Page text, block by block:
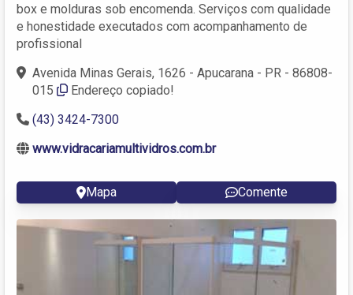
box e molduras sob encomenda. Serviços com qualidade
e honestidade executados com acompanhamento de
profissional
Avenida Minas Gerais, 1626 - Apucarana - PR - 86808-
015
Endereço copiado!
(43) 3424-7300
www.vidracariamultividros.com.br
Mapa Comente